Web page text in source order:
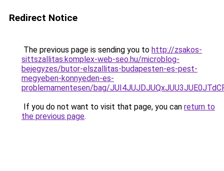
Redirect Notice
The previous page is sending you to http://zsakos-
sittszallitas.komplex-web-seo.hu/microblog-
bejegyzes/butor-elszallitas-budapesten-es-pest-
megyeben-konnyeden-es-
problemamentesen/bag/
If you do not want to visit that page, you can return to
the previous page.